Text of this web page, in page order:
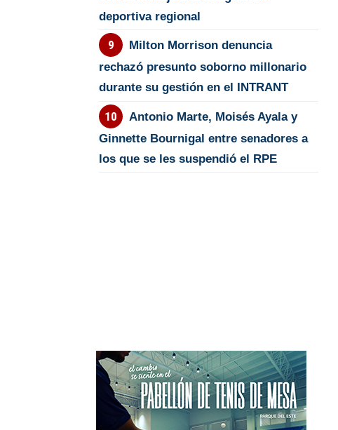
deportiva regional
Milton Morrison denuncia
rechazó presunto soborno millonario
durante su gestión en el INTRANT
Antonio Marte, Moisés Ayala y
Ginnette Bournigal entre senadores a
los que se les suspendió el RPE